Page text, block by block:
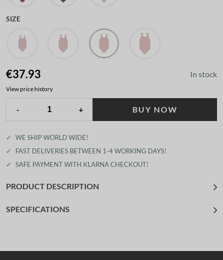
SIZE
€37.93 In stock
View price history
- + BUY NOW
✓
WE SHIP WORLD WIDE!
✓
FAST DELIVERIES BETWEEN 1-4 WORKING DAYS!
✓
SAFE PAYMENT WITH KLARNA CHECKOUT!
PRODUCT DESCRIPTION
SPECIFICATIONS